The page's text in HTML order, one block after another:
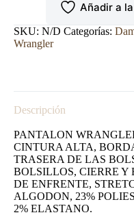
OBSCURO
cantidad
Añadir a
SKU: N/D Categorías:
Wrangler
Descripción
PANTALON
CINTURA ALTA,
TRASERA DE LAS
BOLSILLOS, CIERRE Y
DE ENFRENTE,
ALGODON, 23%
2% ELASTANO.